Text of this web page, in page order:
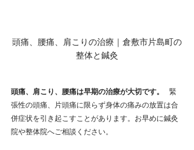
頭痛、腰痛、肩こりの治療｜倉敷市片島町の
整体と鍼灸
頭痛、肩こり、腰痛は早期の治療が大切です。
  緊
張性の頭痛、片頭痛に限らず身体の痛みの放置は合
併症状を引き起こすことがあります。お早めに鍼灸
院や整体院へご相談ください。